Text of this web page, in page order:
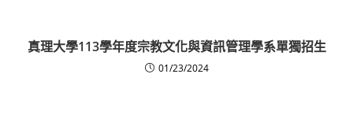
真理大學113學年度宗教文化與資訊管理學系單獨招生
01/23/2024